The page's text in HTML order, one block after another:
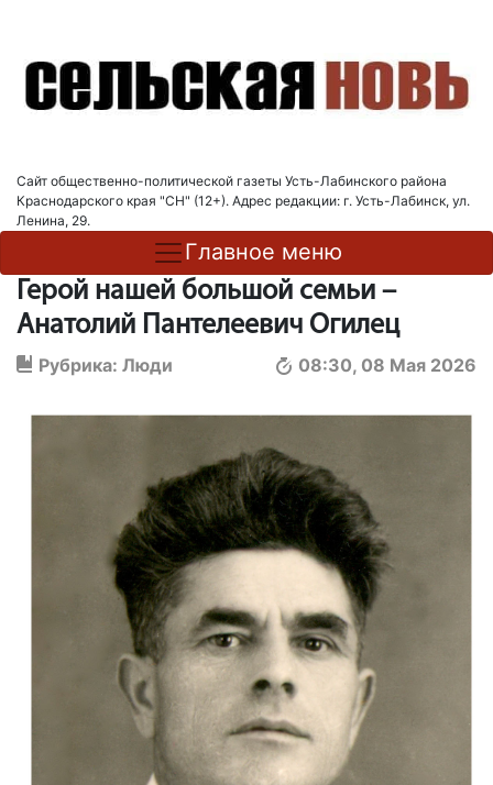
Сайт общественно-политической газеты Усть-Лабинского района
Краснодарского края "СН" (12+). Адрес редакции: г. Усть-Лабинск, ул.
Ленина, 29.
Главное меню
Герой нашей большой семьи –
Анатолий Пантелеевич Огилец
Рубрика: Люди 08:30, 08 Мая 2026